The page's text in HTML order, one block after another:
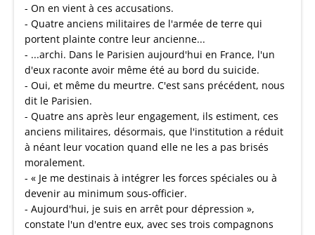
- On en vient à ces accusations.
- Quatre anciens militaires de l'armée de terre qui
portent plainte contre leur ancienne...
- ...archi. Dans le Parisien aujourd'hui en France, l'un
d'eux raconte avoir même été au bord du suicide.
- Oui, et même du meurtre. C'est sans précédent, nous
dit le Parisien.
- Quatre ans après leur engagement, ils estiment, ces
anciens militaires, désormais, que l'institution a réduit
à néant leur vocation quand elle ne les a pas brisés
moralement.
- « Je me destinais à intégrer les forces spéciales ou à
devenir au minimum sous-officier.
- Aujourd'hui, je suis en arrêt pour dépression »,
constate l'un d'entre eux, avec ses trois compagnons